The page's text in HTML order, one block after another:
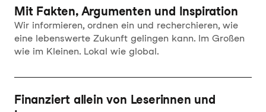
Mit Fakten, Argumenten und Inspiration
Wir informieren, ordnen ein und recherchieren, wie
eine lebenswerte Zukunft gelingen kann. Im Großen
wie im Kleinen. Lokal wie global.
Finanziert allein von Leserinnen und